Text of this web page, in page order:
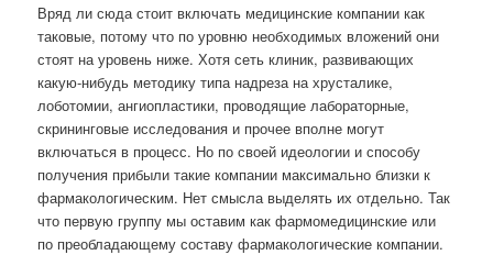
Вряд ли сюда стоит включать медицинские компании как
таковые, потому что по уровню необходимых вложений они
стоят на уровень ниже. Хотя сеть клиник, развивающих
какую-нибудь методику типа надреза на хрусталике,
лоботомии, ангиопластики, проводящие лабораторные,
скрининговые исследования и прочее вполне могут
включаться в процесс. Но по своей идеологии и способу
получения прибыли такие компании максимально близки к
фармакологическим. Нет смысла выделять их отдельно. Так
что первую группу мы оставим как фармомедицинские или
по преобладающему составу фармакологические компании.